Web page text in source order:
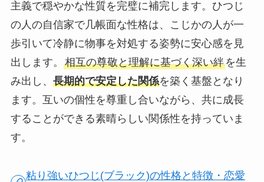
主義で穏やかな性質を完璧に補完します。ひつじ
の人の自信家で几帳面な性格は、こじかの人が一
歩引いて冷静に物事を対処する姿勢に安心感を見
出します。 相互の尊敬と理解に基づく深い絆を生
み出し、 長期的で安定した関係を築く基盤となり
ます。互いの個性を尊重し合いながら、共に成長
することができる素晴らしい関係性を持っていま
す。
粘り強いひつじ(ブラック)の性格と特徴・恋愛